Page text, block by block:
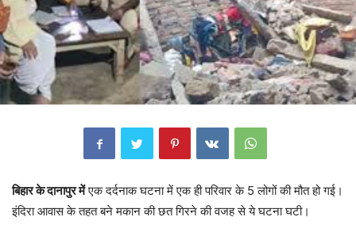
बिहार के दानापुर मेंएक दर्दनाक घटना में एक ही परिवार के 5 लोगों की मौत हो गई।
इंदिरा आवास के तहत बने मकान की छत गिरने की वजह से ये घटना घटी।